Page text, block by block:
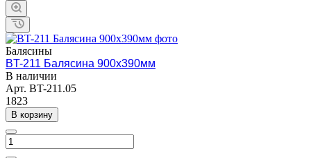
Балясины
BT-211 Балясина 900х390мм
В наличии
Арт. BT-211.05
1823
В корзину